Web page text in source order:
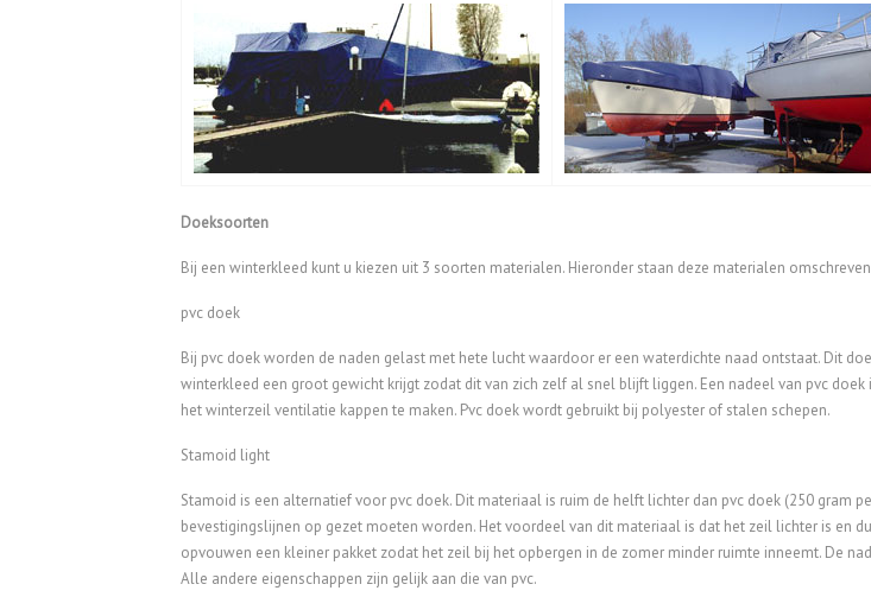
Doeksoorten
Bij een winterkleed kunt u kiezen uit 3 soorten materialen. Hieronder staan deze materialen
pvc doek
Bij pvc doek worden de naden gelast met hete lucht waardoor er een waterdichte naad ontstaat. Dit
winterkleed een groot gewicht krijgt zodat dit van zich zelf al snel blijft liggen. Een nadeel van pvc
het winterzeil ventilatie kappen te maken. Pvc doek wordt gebruikt bij polyester of stalen schepen.
Stamoid light
Stamoid is een alternatief voor pvc doek. Dit materiaal is ruim de helft lichter dan pvc doek (250 gram
bevestigingslijnen op gezet moeten worden. Het voordeel van dit materiaal is dat het zeil lichter is en
opvouwen een kleiner pakket zodat het zeil bij het opbergen in de zomer minder ruimte inneemt. De
Alle andere eigenschappen zijn gelijk aan die van pvc.